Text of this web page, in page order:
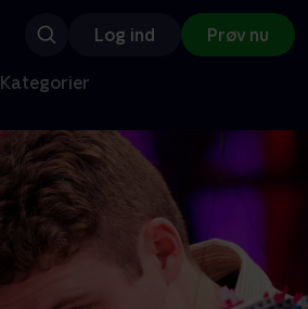
Log ind Prøv nu
Kategorier